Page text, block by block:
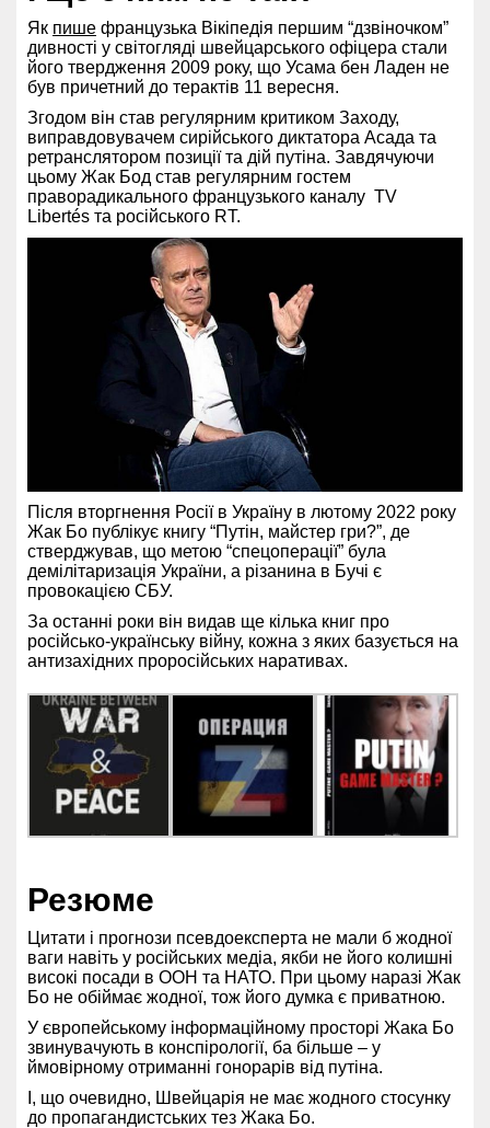
Як пише французька Вікіпедія першим “дзвіночком”
дивності у світогляді швейцарського офіцера стали
його твердження 2009 року, що Усама бен Ладен не
був причетний до терактів 11 вересня.
Згодом він став регулярним критиком Заходу,
виправдовувачем сирійського диктатора Асада та
ретранслятором позиції та дій путіна. Завдячуючи
цьому Жак Бод став регулярним гостем
праворадикального французького каналу TV
Libertés та російського RT.
Після вторгнення Росії в Україну в лютому 2022 року
Жак Бо публікує книгу “Путін, майстер гри?”, де
стверджував, що метою “спецоперації” була
демілітаризація України, а різанина в Бучі є
провокацією СБУ.
За останні роки він видав ще кілька книг про
російсько-українську війну, кожна з яких базується на
антизахідних проросійських наративах.
Резюме
Цитати і прогнози псевдоексперта не мали б жодної
ваги навіть у російських медіа, якби не його колишні
високі посади в ООН та НАТО. При цьому наразі Жак
Бо не обіймає жодної, тож його думка є приватною.
У європейському інформаційному просторі Жака Бо
звинувачують в конспірології, ба більше – у
ймовірному отриманні гонорарів від путіна.
І, що очевидно, Швейцарія не має жодного стосунку
до пропагандистських тез Жака Бо.